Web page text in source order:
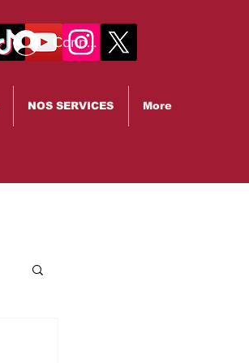
NOS SERVICES More
Connexion